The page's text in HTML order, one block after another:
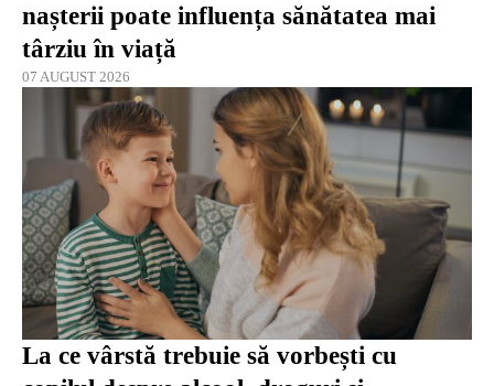
nașterii poate influența sănătatea mai
târziu în viață
07 AUGUST 2026
La ce vârstă trebuie să vorbești cu